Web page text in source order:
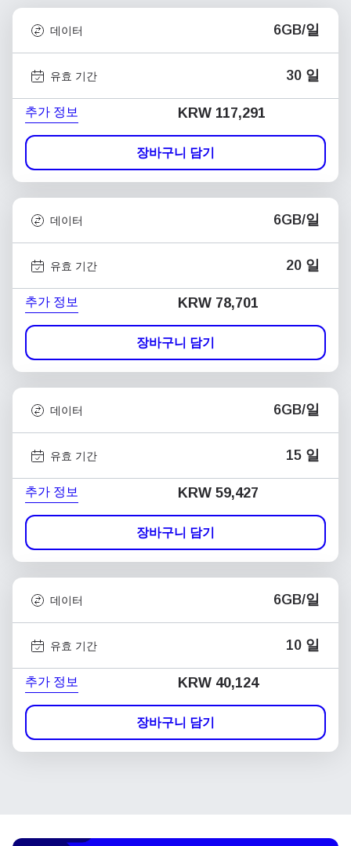
데이터 6GB/일
유효 기간 30 일
추가 정보 KRW 117,291
장바구니 담기
데이터 6GB/일
유효 기간 20 일
추가 정보 KRW 78,701
장바구니 담기
데이터 6GB/일
유효 기간 15 일
추가 정보 KRW 59,427
장바구니 담기
데이터 6GB/일
유효 기간 10 일
추가 정보 KRW 40,124
장바구니 담기